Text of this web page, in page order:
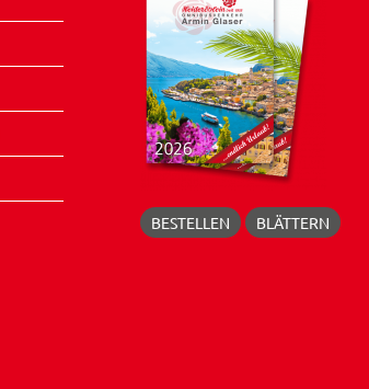
BESTELLEN BLÄTTERN